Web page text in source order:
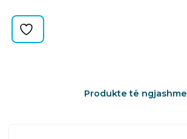
Produkte të ngjashme